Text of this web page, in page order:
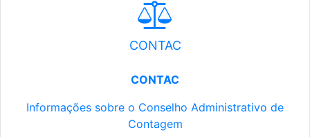
CONTAC
CONTAC
Informações sobre o Conselho Administrativo de
Contagem